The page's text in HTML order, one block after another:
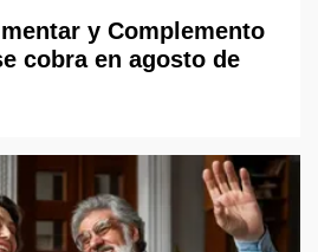
y Complemento
cobra en agosto de